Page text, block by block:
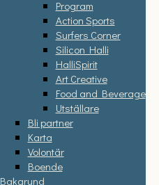
Program
Action Sports
Surfers Corner
Silicon Halli
HalliSpirit
Art Creative
Food and Beverage
Utställare
Bli partner
Karta
Volontär
Boende
Bakgrund